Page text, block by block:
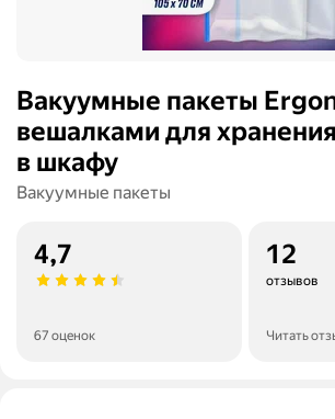
Вакуумные пакеты
вешалками для
в шкафу
Вакуумные пакеты
4,7
67 оценок
12
отзывов
Читать